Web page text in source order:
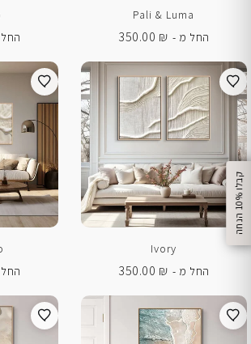
ק
ב
ל
ו
1
0
%
ה
נ
ח
ה
Pali & Luma
החל מ -
350.00 ₪
Ivory
החל מ -
350.00 ₪